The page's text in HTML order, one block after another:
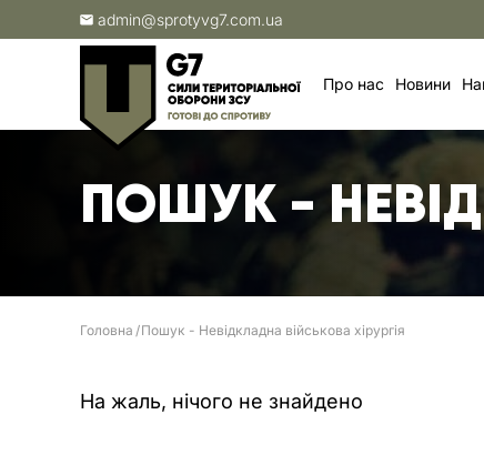
admin@sprotyvg7.com.ua
Про нас Новини
ПОШУК -
Головна Пошук - Невідкладна військова хірургія
На жаль, нічого не знайдено